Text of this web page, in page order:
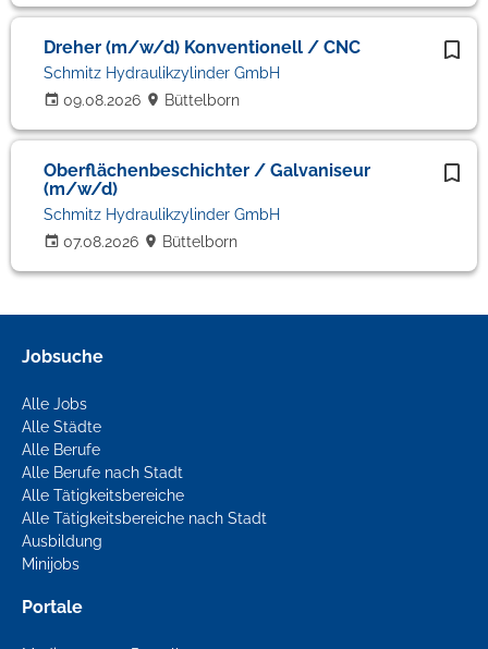
Dreher (m/w/d) Konventionell / CNC
09.08.2026
Schmitz Hydraulikzylinder GmbH
Büttelborn
Oberflächenbeschichter / Galvaniseur
(m/w/d)
07.08.2026
Schmitz Hydraulikzylinder GmbH
Büttelborn
Jobsuche
Alle Jobs
Alle Städte
Alle Berufe
Alle Berufe nach Stadt
Alle Tätigkeitsbereiche
Alle Tätigkeitsbereiche nach Stadt
Ausbildung
Minijobs
Portale